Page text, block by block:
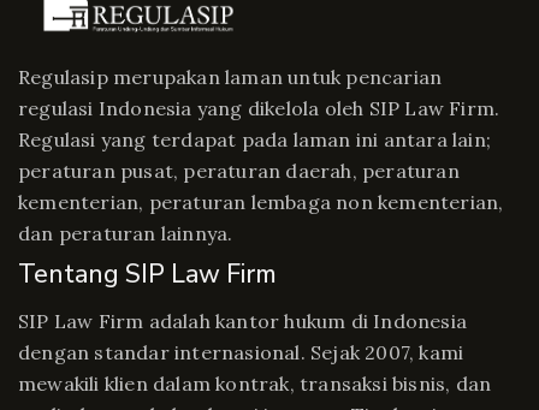
Regulasip merupakan laman untuk pencarian
regulasi Indonesia yang dikelola oleh SIP Law Firm.
Regulasi yang terdapat pada laman ini antara lain;
peraturan pusat, peraturan daerah, peraturan
kementerian, peraturan lembaga non kementerian,
dan peraturan lainnya.
Tentang SIP Law Firm
SIP Law Firm adalah kantor hukum di Indonesia
dengan standar internasional. Sejak 2007, kami
mewakili klien dalam kontrak, transaksi bisnis, dan